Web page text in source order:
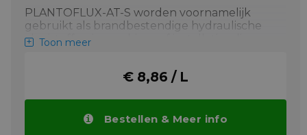
PLANTOFLUX-AT-S worden voornamelijk
gebruikt als brandbestendige hydraulische
vloeistoffen in machines of installaties die
temperaturen aanwezig zijn en het
met name: staalfabrieken, hoogovens,
continugietovens, continugietinstallaties,
Toon meer
€ 8,86 / L
Bestellen & Meer info